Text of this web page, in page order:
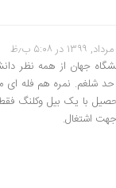
جهان از همه نظر
حد شلغم. نمره هم فله ای
با یک بیل وکلنگ
جهت اشتغال.